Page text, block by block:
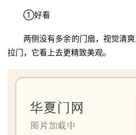
①好看
两侧没有多余的门扇，视觉清
拉门，它看上去更精致美观。